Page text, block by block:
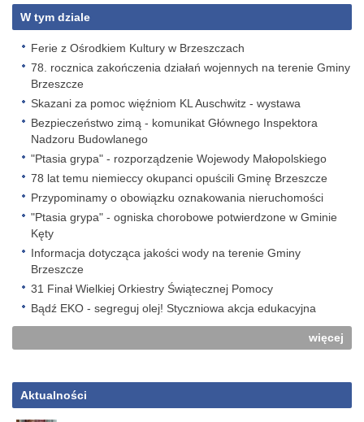
W tym dziale
Ferie z Ośrodkiem Kultury w Brzeszczach
78. rocznica zakończenia działań wojennych na terenie Gminy
Brzeszcze
Skazani za pomoc więźniom KL Auschwitz - wystawa
Bezpieczeństwo zimą - komunikat Głównego Inspektora
Nadzoru Budowlanego
"Ptasia grypa" - rozporządzenie Wojewody Małopolskiego
78 lat temu niemieccy okupanci opuścili Gminę Brzeszcze
Przypominamy o obowiązku oznakowania nieruchomości
"Ptasia grypa" - ogniska chorobowe potwierdzone w Gminie
Kęty
Informacja dotycząca jakości wody na terenie Gminy
Brzeszcze
31 Finał Wielkiej Orkiestry Świątecznej Pomocy
Bądź EKO - segreguj olej! Styczniowa akcja edukacyjna
więcej
Aktualności